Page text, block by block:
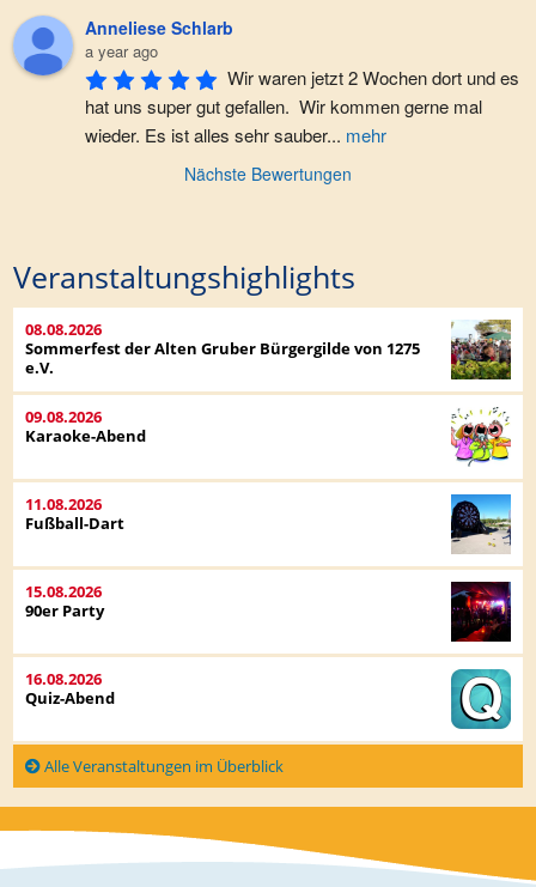
Anneliese Schlarb
a year ago
Wir waren jetzt 2 Wochen dort und es
hat uns super gut gefallen.  Wir kommen gerne mal
wieder. Es ist alles sehr sauber... mehr
Nächste Bewertungen
Veranstaltungshighlights
08.08.2026
Sommerfest der Alten Gruber Bürgergilde von 1275
e.V.
09.08.2026
Karaoke-Abend
11.08.2026
Fußball-Dart
15.08.2026
90er Party
16.08.2026
Quiz-Abend
Alle Veranstaltungen im Überblick